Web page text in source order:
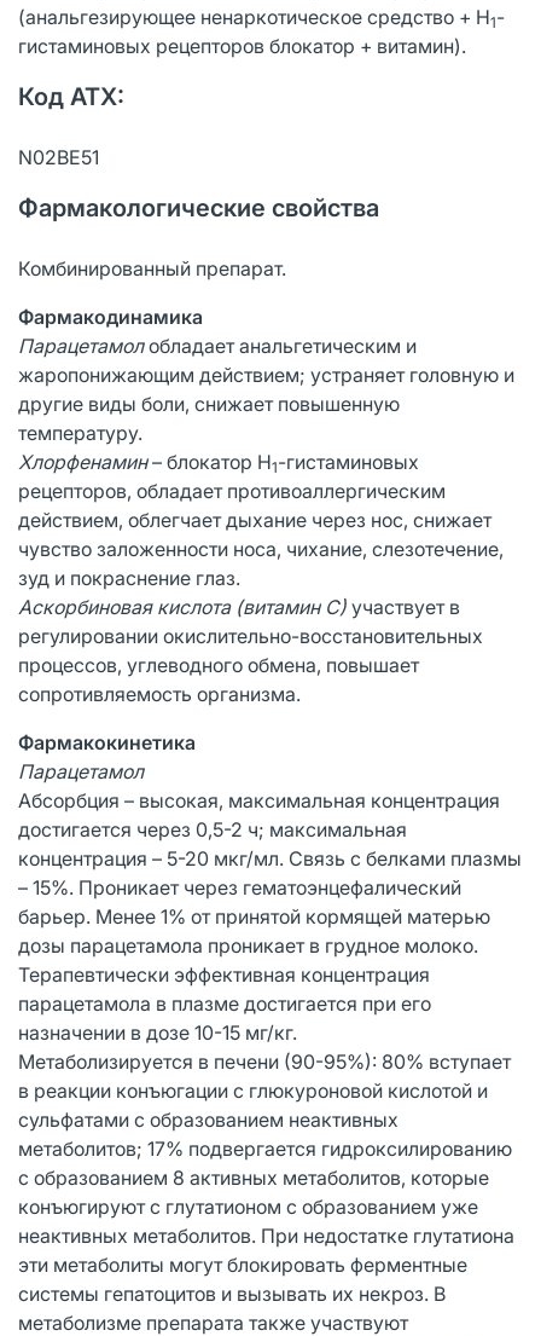
(анальгезирующее ненаркотическое средство + H1-
гистаминовых рецепторов блокатор + витамин).
Код ATX:
N02BE51
Фармакологические свойства
Комбинированный препарат.
Фармакодинамика
Парацетамолобладает анальгетическим и
жаропонижающим действием; устраняет головную и
другие виды боли, снижает повышенную
температуру.
Хлорфенамин– блокатор H1-гистаминовых
рецепторов, обладает противоаллергическим
действием, облегчает дыхание через нос, снижает
чувство заложенности носа, чихание, слезотечение,
зуд и покраснение глаз.
Аскорбиновая кислота (витамин С) участвует в
регулировании окислительно-восстановительных
процессов, углеводного обмена, повышает
сопротивляемость организма.
Фармакокинетика
Парацетамол
Абсорбция – высокая, максимальная концентрация
достигается через 0,5-2 ч; максимальная
концентрация – 5-20 мкг/мл. Связь с белками плазмы
– 15%. Проникает через гематоэнцефалический
барьер. Менее 1% от принятой кормящей матерью
дозы парацетамола проникает в грудное молоко.
Терапевтически эффективная концентрация
парацетамола в плазме достигается при его
назначении в дозе 10-15 мг/кг.
Метаболизируется в печени (90-95%): 80% вступает
в реакции конъюгации с глюкуроновой кислотой и
сульфатами с образованием неактивных
метаболитов; 17% подвергается гидроксилированию
с образованием 8 активных метаболитов, которые
конъюгируют с глутатионом с образованием уже
неактивных метаболитов. При недостатке глутатиона
эти метаболиты могут блокировать ферментные
системы гепатоцитов и вызывать их некроз. В
метаболизме препарата также участвуют